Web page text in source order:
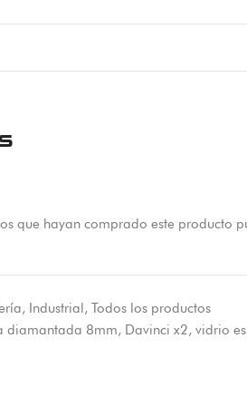
que hayan comprado este producto
, Industrial, Todos los productos
diamantada 8mm, Davinci x2, vidrio